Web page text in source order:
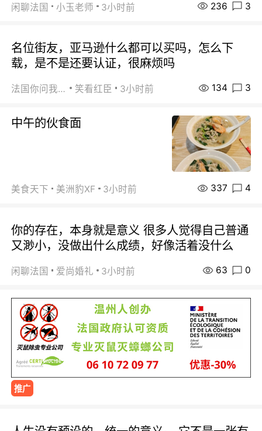
闲聊法国 小玉老师 3小时前 236 3
名位街友，亚马逊什么都可以买吗，怎么下
载，是不是还要认证，很麻烦吗
法国你问我答 笑看红臣 3小时前 134 3
中午的伙食面
美食天下 美洲豹XF 3小时前 337 4
你的存在，本身就是意义 很多人觉得自己普通
又渺小，没做出什么成绩，好像活着没什么
闲聊法国 爱尚婚礼 3小时前 63 0
推广